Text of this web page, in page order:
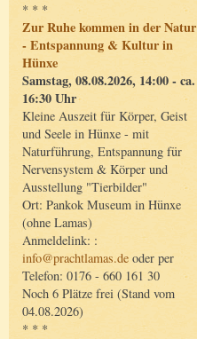
* * *
Zur Ruhe kommen in der Natur
- Entspannung & Kultur in
Hünxe
Samstag, 08.08.2026, 14:00 - ca.
16:30 Uhr
Kleine Auszeit für Körper, Geist
und Seele in Hünxe - mit
Naturführung, Entspannung für
Nervensystem & Körper und
Ausstellung "Tierbilder"
Ort: Pankok Museum in Hünxe
(ohne Lamas)
Anmeldelink: :
info@prachtlamas.de oder per
Telefon: 0176 - 660 161 30
Noch 6 Plätze frei (Stand vom
04.08.2026)
* * *